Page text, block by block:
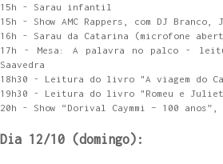
15h - Sarau infantil
15h - Show AMC Rappers, com DJ
16h - Sarau da Catarina (microfone
17h - Mesa: A palavra no palco -
Saavedra
18h30 - Leitura do livro "A viagem do
19h30 - Leitura do livro "Romeu e
20h - Show “Dorival Caymmi – 100 anos”,
Dia 12/10 (domingo):